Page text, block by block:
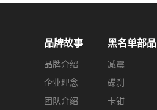
品牌故事
品牌介绍
企业理念
团队介绍
黑名单部品
减震
碟刹
卡钳